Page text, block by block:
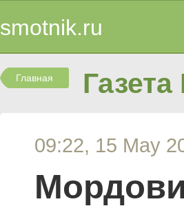
smotnik.ru
Главная
09:22, 15 May